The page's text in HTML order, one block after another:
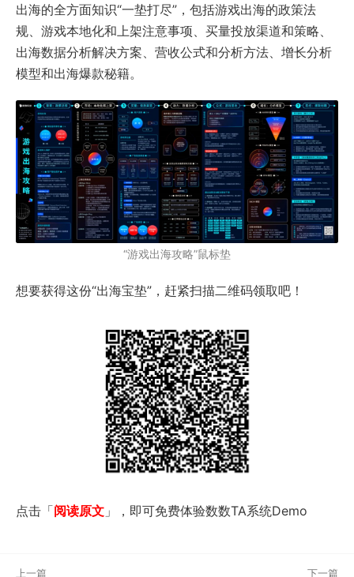
出海的全方面知识“一垫打尽”，包括游戏出海的政策法
规、游戏本地化和上架注意事项、买量投放渠道和策略、
出海数据分析解决方案、营收公式和分析方法、增长分析
模型和出海爆款秘籍。
“游戏出海攻略”鼠标垫
想要获得这份“出海宝垫”，赶紧扫描二维码领取吧！
点击「阅读原文 」，即可免费体验数数TA系统Demo
上一篇 下一篇